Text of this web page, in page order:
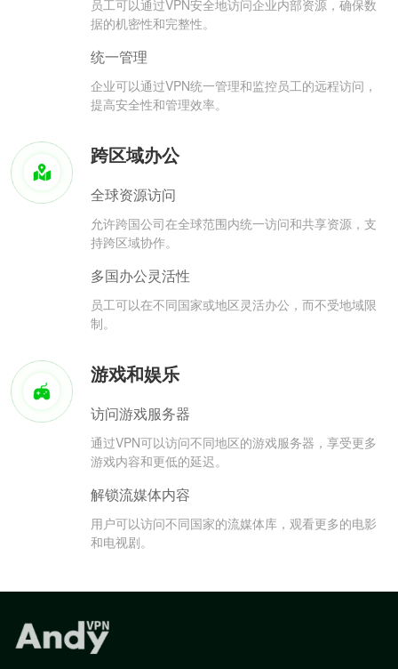
员工可以通过VPN安全地访问企业内部资源，确保数
据的机密性和完整性。
统一管理
企业可以通过VPN统一管理和监控员工的远程访问，
提高安全性和管理效率。
跨区域办公
全球资源访问
允许跨国公司在全球范围内统一访问和共享资源，支
持跨区域协作。
多国办公灵活性
员工可以在不同国家或地区灵活办公，而不受地域限
制。
游戏和娱乐
访问游戏服务器
通过VPN可以访问不同地区的游戏服务器，享受更多
游戏内容和更低的延迟。
解锁流媒体内容
用户可以访问不同国家的流媒体库，观看更多的电影
和电视剧。